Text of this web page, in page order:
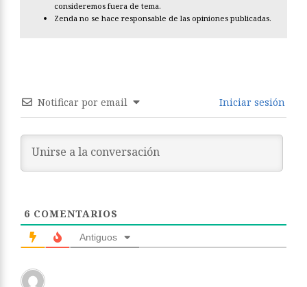
consideremos fuera de tema.
Zenda no se hace responsable de las opiniones publicadas.
Notificar por email Iniciar sesión
6 COMENTARIOS
Antiguos